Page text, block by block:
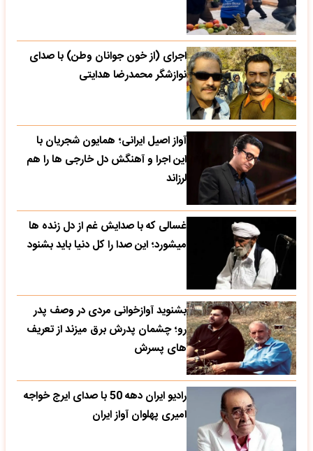
اجرای (از خون جوانان وطن) با صدای
نوازشگر محمدرضا هدایتی
آواز اصیل ایرانی؛ همایون شجریان با
این اجرا و آهنگش دل خارجی ها را هم
لرزاند
غسالی که با صدایش غم از دل زنده ها
میشورد؛ این صدا را کل دنیا باید بشنود
بشنوید آوازخوانی مردی در وصف پدر
رو؛ چشمان پدرش برق میزند از تعریف
های پسرش
رادیو ایران دهه 50 با صدای ایرج خواجه
امیری پهلوان آواز ایران